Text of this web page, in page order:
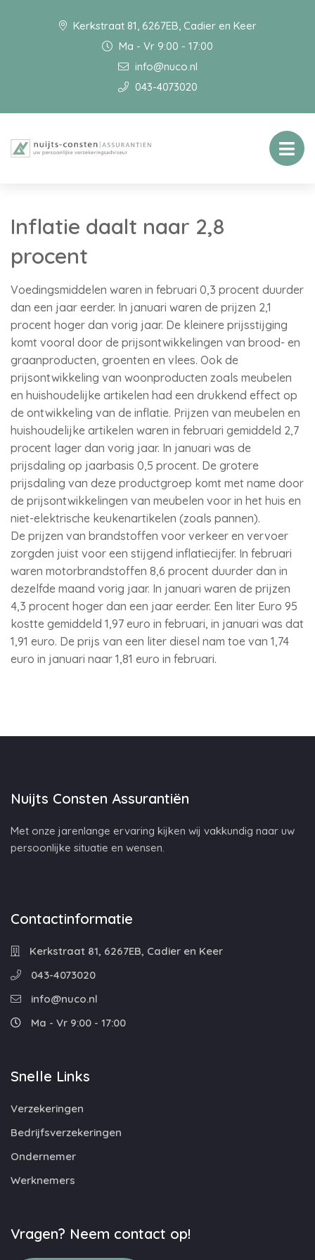
Kerkstraat 81, 6267EB, Cadier en Keer
Ma - Vr 9:00 - 17:00
info@nuco.nl
043-4073020
Inflatie daalt naar 2,8
procent
Voedingsmiddelen waren in februari 0,3 procent duurder
dan een jaar eerder. In januari waren de prijzen 2,1
procent hoger dan vorig jaar. De kleinere prijsstijging
komt vooral door de prijsontwikkelingen van brood- en
graanproducten, groenten en vlees. Ook de
prijsontwikkeling van woonproducten zoals meubelen
en huishoudelijke artikelen had een drukkend effect op
de ontwikkeling van de inflatie. Prijzen van meubelen en
huishoudelijke artikelen waren in februari gemiddeld 2,7
procent lager dan vorig jaar. In januari was de
prijsdaling op jaarbasis 0,5 procent. De grotere
prijsdaling van deze productgroep komt met name door
de prijsontwikkelingen van meubelen voor in het huis en
niet-elektrische keukenartikelen (zoals pannen).
De prijzen van brandstoffen voor verkeer en vervoer
zorgden juist voor een stijgend inflatiecijfer. In februari
waren motorbrandstoffen 8,6 procent duurder dan in
dezelfde maand vorig jaar. In januari waren de prijzen
4,3 procent hoger dan een jaar eerder. Een liter Euro 95
kostte gemiddeld 1,97 euro in februari, in januari was dat
1,91 euro. De prijs van een liter diesel nam toe van 1,74
euro in januari naar 1,81 euro in februari.
Nuijts Consten Assurantiën
Met onze jarenlange ervaring kijken wij vakkundig naar uw
persoonlijke situatie en wensen.
Contactinformatie
Kerkstraat 81, 6267EB, Cadier en Keer
043-4073020
info@nuco.nl
Ma - Vr 9:00 - 17:00
Snelle Links
Verzekeringen
Bedrijfsverzekeringen
Ondernemer
Werknemers
Vragen? Neem contact op!